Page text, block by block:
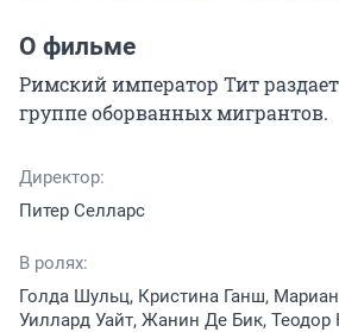
О фильме
Римский император Тит раздает
группе оборванных мигрантов.
Директор:
Питер Селларс
В ролях:
Голда Шульц, Кристина Ганш,
Уиллард Уайт, Жанин Де Бик, Теодор